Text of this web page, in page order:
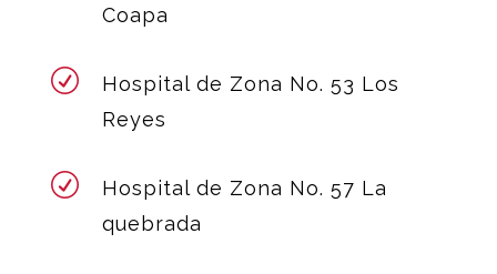
Coapa
R
Hospital de Zona No. 53 Los
Reyes
R
Hospital de Zona No. 57 La
quebrada